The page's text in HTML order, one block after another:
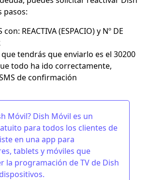
pasos:
con: REACTIVA (ESPACIO) y Nº DE
tendrás que enviarlo es el 30200
todo ha ido correctamente,
de confirmación
Móvil? Dish Móvil es un
para todos los clientes de
en una app para
tablets y móviles que
la programación de TV de Dish